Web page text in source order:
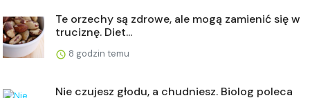
Te orzechy są zdrowe, ale mogą zamienić się w
truciznę. Diet...
8 godzin temu
Nie czujesz głodu, a chudniesz. Biolog poleca